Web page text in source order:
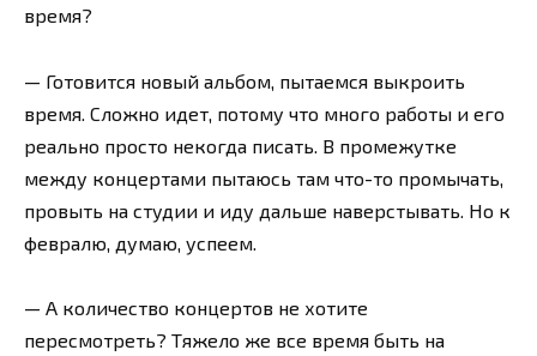
время?
— Готовится новый альбом, пытаемся выкроить
время. Сложно идет, потому что много работы и его
реально просто некогда писать. В промежутке
между концертами пытаюсь там что-то промычать,
провыть на студии и иду дальше наверстывать. Но к
февралю, думаю, успеем.
— А количество концертов не хотите
пересмотреть? Тяжело же все время быть на